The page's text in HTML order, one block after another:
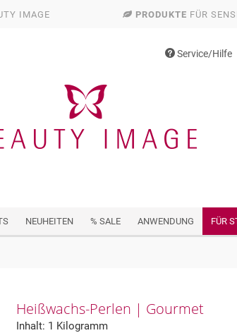
IMAGE PRODUKTE FÜR
Service/Hilfe
NEUHEITEN % SALE ANWENDUNG FÜR
Heißwachs-Perlen | Gourmet
Inhalt: 1 Kilogramm